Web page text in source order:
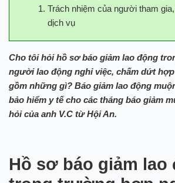
Trách nhiệm của người tham
dịch vụ
Cho tôi hỏi hồ sơ báo giảm lao động
người lao động nghỉ việc, chấm dứt
gồm những gì? Báo giảm lao động
bảo hiểm y tế cho các tháng báo giảm
hỏi của anh V.C từ Hội An.
Hồ sơ báo giảm lao